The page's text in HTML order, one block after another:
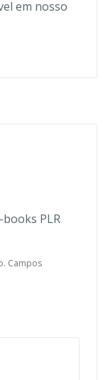
em nosso
PLR
Campos